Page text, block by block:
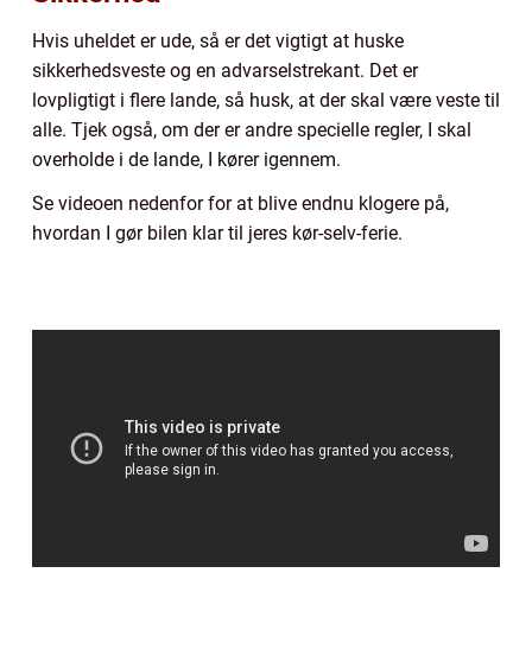
Hvis uheldet er ude, så er det vigtigt at huske
sikkerhedsveste og en advarselstrekant. Det er
lovpligtigt i flere lande, så husk, at der skal være veste til
alle. Tjek også, om der er andre specielle regler, I skal
overholde i de lande, I kører igennem.
Se videoen nedenfor for at blive endnu klogere på,
hvordan I gør bilen klar til jeres kør-selv-ferie.